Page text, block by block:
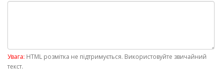
Увага: HTML розмітка не підтримується. Використовуйте звичайний
текст.